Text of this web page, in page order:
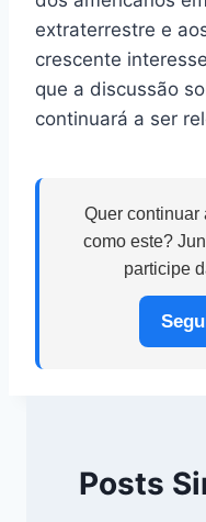
extraterrestre e
crescente
que a discussão
continuará a ser
Quer continuar
como este?
participe
Posts